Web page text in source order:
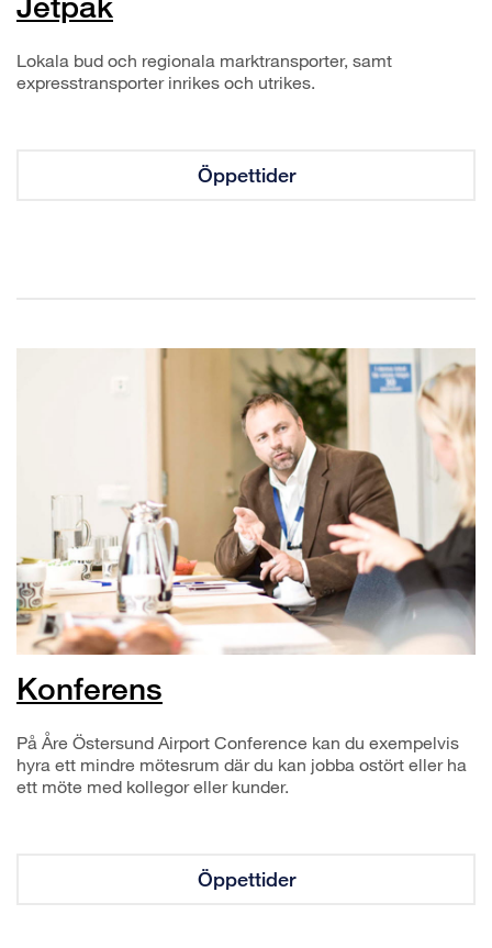
Lokala bud och regionala marktransporter, samt
expresstransporter inrikes och utrikes.
Öppettider
Konferens
På Åre Östersund Airport Conference kan du exempelvis
hyra ett mindre mötesrum där du kan jobba ostört eller ha
ett möte med kollegor eller kunder.
Öppettider